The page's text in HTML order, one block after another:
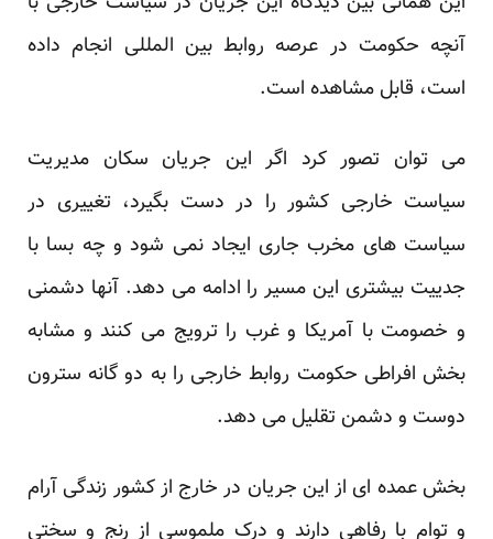
آنچه حکومت در عرصه روابط بین المللی انجام داده
است، قابل مشاهده است.
می توان تصور کرد اگر این جریان سکان مدیریت
سیاست خارجی کشور را در دست بگیرد، تغییری در
سیاست های مخرب جاری ایجاد نمی شود و چه بسا با
جدییت بیشتری این مسیر را ادامه می دهد. آنها دشمنی
و خصومت با آمریکا و غرب را ترویج می کنند و مشابه
بخش افراطی حکومت روابط خارجی را به دو گانه سترون
دوست و دشمن تقلیل می دهد.
بخش عمده ای از این جریان در خارج از کشور زندگی آرام
و توام با رفاهی دارند و درک ملموسی از رنج و سختی